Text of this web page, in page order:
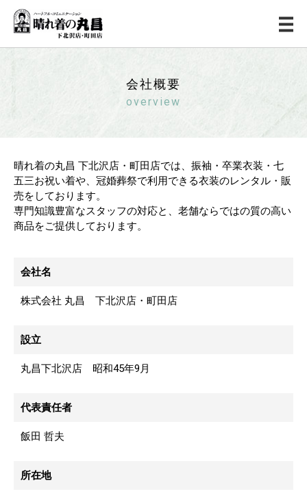
会社概要
overview
晴れ着の丸昌 下北沢店・町田店では、振袖・卒業衣装・七
五三お祝い着や、冠婚葬祭で利用できる衣装のレンタル・販
売をしております。
専門知識豊富なスタッフの対応と、老舗ならではの質の高い
商品をご提供しております。
会社名
株式会社 丸昌 下北沢店・町田店
設立
丸昌下北沢店 昭和45年9月
代表責任者
飯田 哲夫
所在地